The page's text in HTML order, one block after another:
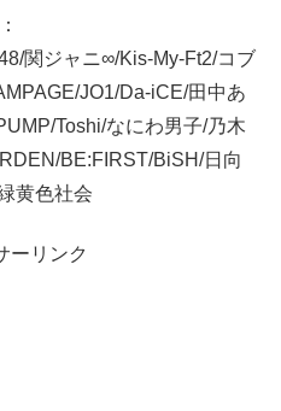
関ジャニ∞/Kis-My-Ft2/コブ
JO1/Da-iCE/田中あ
Toshi/なにわ男子/乃木
BE:FIRST/BiSH/日向
黄色社会
ーリンク